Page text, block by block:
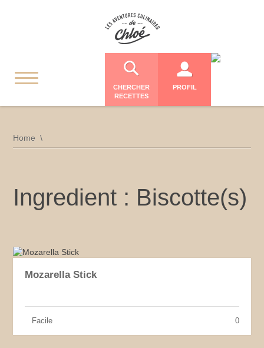
CHERCHER
RECETTES
PROFIL
Home
Ingredient : Biscotte(s)
Mozarella Stick
Facile 0